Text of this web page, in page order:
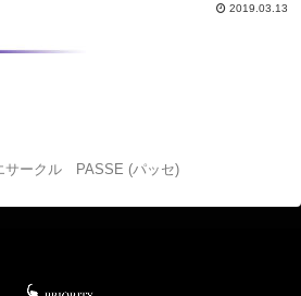
2019.03.13
サークル PASSE (パッセ)